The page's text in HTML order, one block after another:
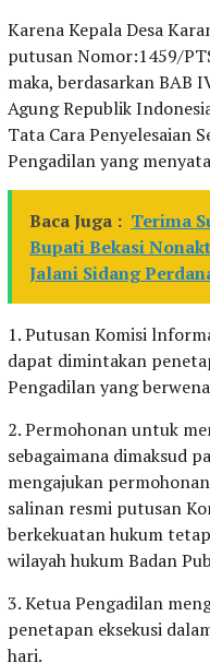
Karena Kepala Desa
putusan Nomor:1459/
maka, berdasarkan BAB
Agung Republik
Tata Cara Penyelesaian
Pengadilan yang
Baca Juga : Terima
Bupati Bekasi
Jalani Sidang
1. Putusan Komisi
dapat dimintakan
Pengadilan yang
2. Permohonan untuk
sebagaimana dimaksud
mengajukan
salinan resmi putusan
berkekuatan hukum
wilayah hukum Badan
3. Ketua Pengadilan
penetapan eksekusi
hari.